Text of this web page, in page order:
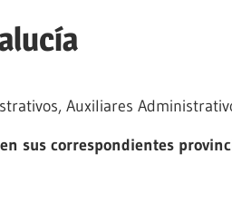
Auxiliares
sus correspondientes